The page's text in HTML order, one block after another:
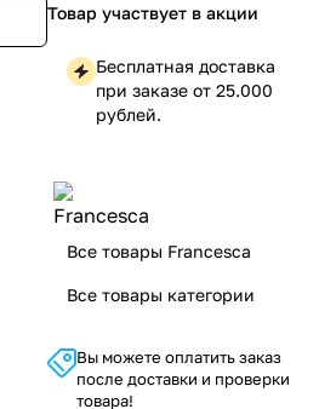
Товар участвует в акции
Бесплатная доставка
при заказе от 25.000
рублей.
Все товары Francesca
Все товары категории
Вы можете оплатить заказ
после доставки и проверки
товара!